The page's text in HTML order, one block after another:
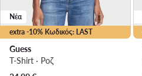
extra -10% Κωδικός: LAST
Νέα
Guess
T-Shirt · Ροζ